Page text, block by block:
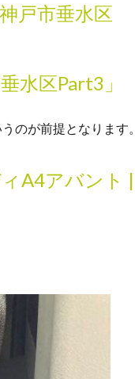
戸市垂水区
水区Part3」
のが前提となります。
A4アバント |